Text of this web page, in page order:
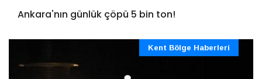
Ankara'nın günlük çöpü 5 bin ton!
Kent Bölge Haberleri